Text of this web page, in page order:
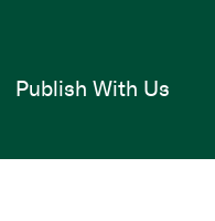
Publish With Us